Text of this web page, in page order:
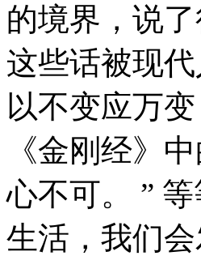
的境界，说
这些话被现
以不变应万
《金刚经》
心不可。 ”
生活，我们